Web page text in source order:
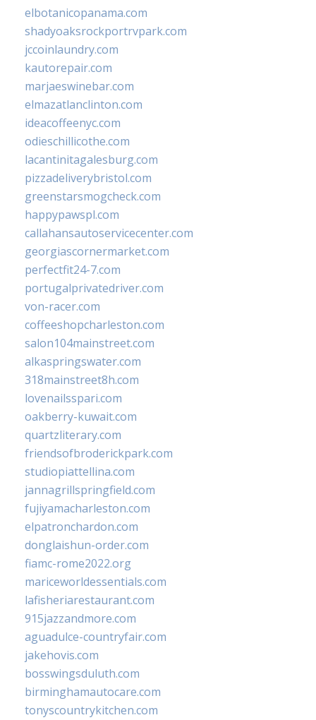
elbotanicopanama.com
shadyoaksrockportrvpark.com
jccoinlaundry.com
kautorepair.com
marjaeswinebar.com
elmazatlanclinton.com
ideacoffeenyc.com
odieschillicothe.com
lacantinitagalesburg.com
pizzadeliverybristol.com
greenstarsmogcheck.com
happypawspl.com
callahansautoservicecenter.com
georgiascornermarket.com
perfectfit24-7.com
portugalprivatedriver.com
von-racer.com
coffeeshopcharleston.com
salon104mainstreet.com
alkaspringswater.com
318mainstreet8h.com
lovenailsspari.com
oakberry-kuwait.com
quartzliterary.com
friendsofbroderickpark.com
studiopiattellina.com
jannagrillspringfield.com
fujiyamacharleston.com
elpatronchardon.com
donglaishun-order.com
fiamc-rome2022.org
mariceworldessentials.com
lafisheriarestaurant.com
915jazzandmore.com
aguadulce-countryfair.com
jakehovis.com
bosswingsduluth.com
birminghamautocare.com
tonyscountrykitchen.com